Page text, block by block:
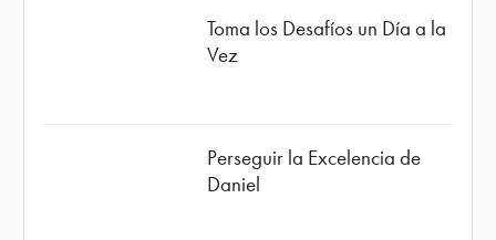
Toma los Desafíos un Día a la
Vez
Perseguir la Excelencia de
Daniel